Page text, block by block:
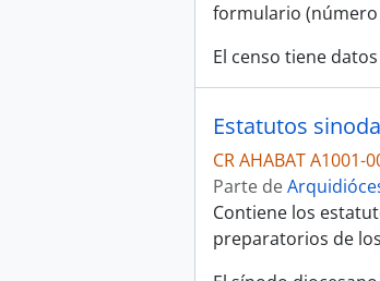
formulario (número
El censo tiene
Estatutos
CR AHABAT A1001-
Parte de
Contiene los
preparatorios de